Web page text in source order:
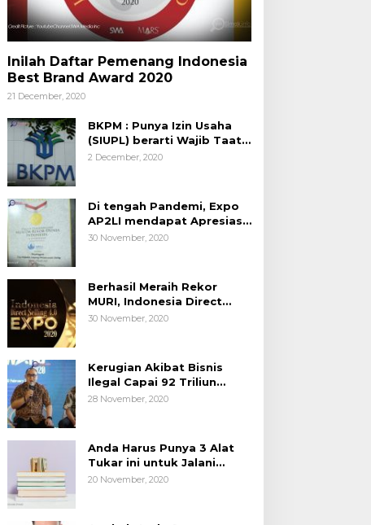
Inilah Daftar Pemenang Indonesia
Best Brand Award 2020
21 December, 2020
BKPM : Punya Izin Usaha
(SIUPL) berarti Wajib Taat
Aturan
2 December, 2020
Di tengah Pandemi, Expo
AP2LI mendapat Apresiasi
Rekor MURI
30 November, 2020
Berhasil Meraih Rekor
MURI, Indonesia Direct
Selling 4.0 Expo 2020
30 November, 2020
Kerugian Akibat Bisnis
Ilegal Capai 92 Triliun
Rupiah, AP2LI menghimbau
28 November, 2020
Anda Harus Punya 3 Alat
Tukar ini untuk Jalani
Hidup.
20 November, 2020